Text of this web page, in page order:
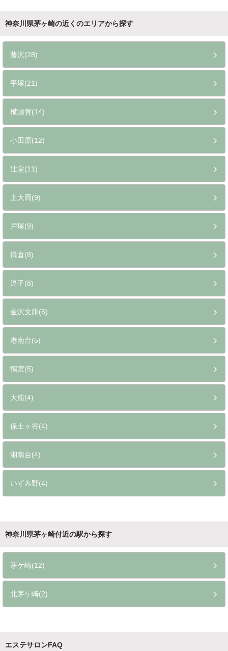
神奈川県茅ヶ崎の近くのエリアから探す
藤沢(28)
平塚(21)
横須賀(14)
小田原(12)
辻堂(11)
上大岡(9)
戸塚(9)
鎌倉(8)
逗子(8)
金沢文庫(6)
港南台(5)
鴨宮(5)
大船(4)
保土ヶ谷(4)
湘南台(4)
いずみ野(4)
神奈川県茅ヶ崎付近の駅から探す
茅ケ崎(12)
北茅ケ崎(2)
エステサロンFAQ